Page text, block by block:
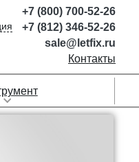
+7 (800) 700-52-26
+7 (812) 346-52-26
sale@letfix.ru
Контакты